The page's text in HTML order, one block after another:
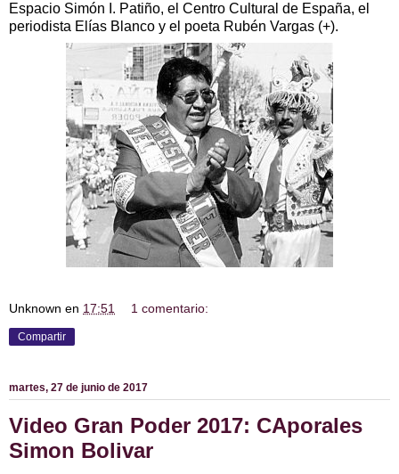
Espacio Simón I. Patiño, el Centro Cultural de España, el
periodista Elías Blanco y el poeta Rubén Vargas (+).
Unknown en 17:51 1 comentario:
Compartir
martes, 27 de junio de 2017
Video Gran Poder 2017: CAporales
Simon Bolivar